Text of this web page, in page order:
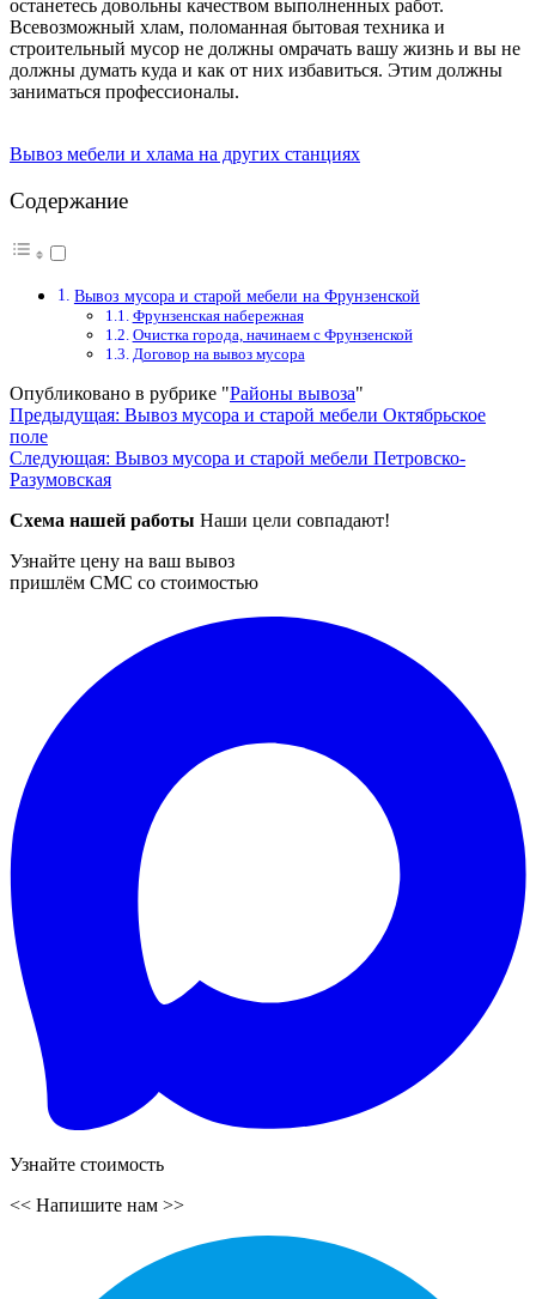
останетесь довольны качеством выполненных работ.
Всевозможный хлам, поломанная бытовая техника и
строительный мусор не должны омрачать вашу жизнь и вы не
должны думать куда и как от них избавиться. Этим должны
заниматься профессионалы.
Вывоз мебели и хлама на других станциях
Содержание
Вывоз мусора и старой мебели на Фрунзенской
Фрунзенская набережная
Очистка города, начинаем с Фрунзенской
Договор на вывоз мусора
Опубликовано в рубрике "Районы вывоза"
Навигация
по
записям
Предыдущая: Вывоз мусора и старой мебели Октябрьское
поле
Следующая: Вывоз мусора и старой мебели Петровско-
Разумовская
Схема нашей работы Наши цели совпадают!
Узнайте цену на ваш вывоз
пришлём СМС со стоимостью
Узнайте стоимость
<< Напишите нам >>